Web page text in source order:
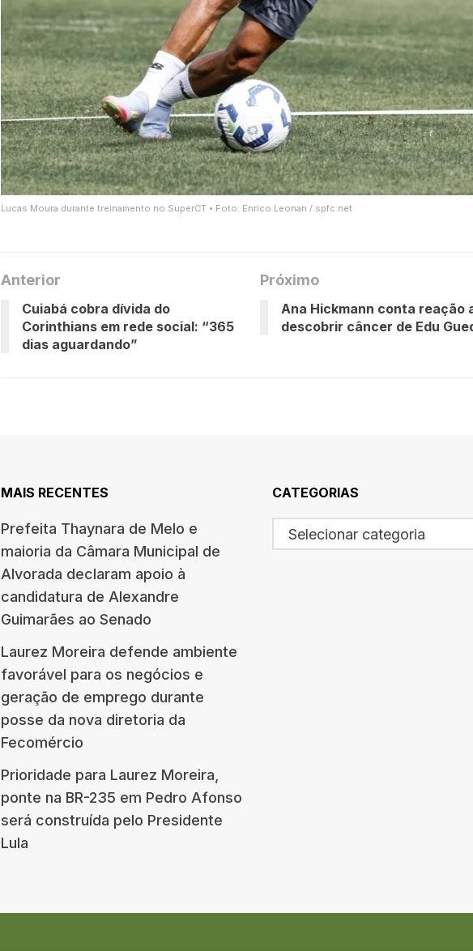
Lucas Moura durante treinamento no SuperCT • Foto: Enrico Leonan / spfc.net
Anterior
Cuiabá cobra dívida do
Corinthians em rede social: “365
dias aguardando”
Próximo
Ana Hickmann conta reação
descobrir câncer de Edu
MAIS RECENTES
Prefeita Thaynara de Melo e
maioria da Câmara Municipal de
Alvorada declaram apoio à
candidatura de Alexandre
Guimarães ao Senado
Laurez Moreira defende ambiente
favorável para os negócios e
geração de emprego durante
posse da nova diretoria da
Fecomércio
Prioridade para Laurez Moreira,
ponte na BR-235 em Pedro Afonso
será construída pelo Presidente
Lula
CATEGORIAS
Selecionar categoria